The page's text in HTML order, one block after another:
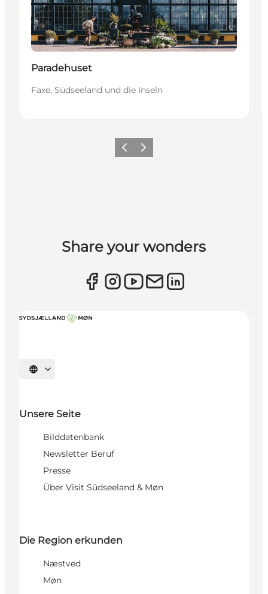
Paradehuset
Faxe, Südseeland und die Inseln
ZurückWeiter
Share your wonders
Sprache auswählen
Unsere Seite
Bilddatenbank
Newsletter Beruf
Presse
Über Visit Südseeland & Møn
Die Region erkunden
Næstved
Møn